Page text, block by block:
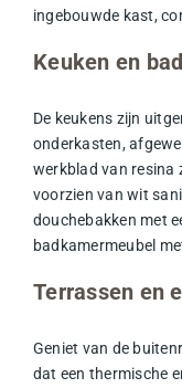
ingebouwde kast,
Keuken en
De keukens zijn
onderkasten,
werkblad van resina
voorzien van wit
douchebakken met
badkamermeubel
Terrassen en
Geniet van de
dat een thermische